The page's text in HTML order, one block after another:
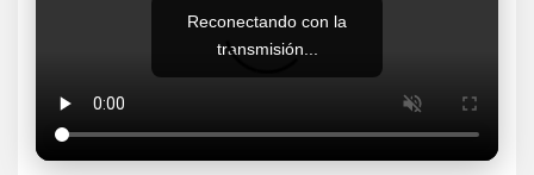
Reconectando con la
transmisión...